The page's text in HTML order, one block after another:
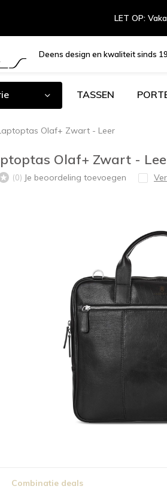
Deens design en kwaliteit sinds
LET OP:
TASSEN
Olaf+ Zwart - Leer
Olaf+ Zwart -
(0) Je beoordeling toevoegen
Combinatie deals